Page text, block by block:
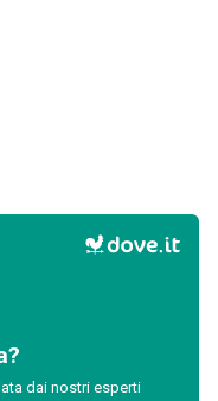
dai nostri esperti